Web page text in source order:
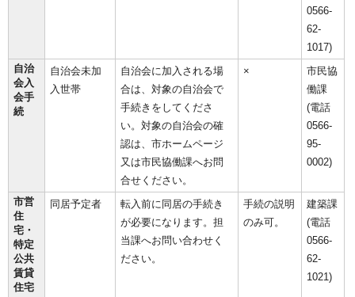
0566-
62-
1017)
自治
会入
会手
続
自治会未加
入世帯
自治会に加入される場
合は、対象の自治会で
手続きをしてくださ
い。対象の自治会の確
認は、市ホームページ
又は市民協働課へお問
合せください。
×
市民協
働課
(電話
0566-
95-
0002)
市営
住
宅・
特定
公共
賃貸
住宅
同居予定者
転入前に同居の手続き
が必要になります。担
当課へお問い合わせく
ださい。
手続の説明
のみ可。
建築課
(電話
0566-
62-
1021)